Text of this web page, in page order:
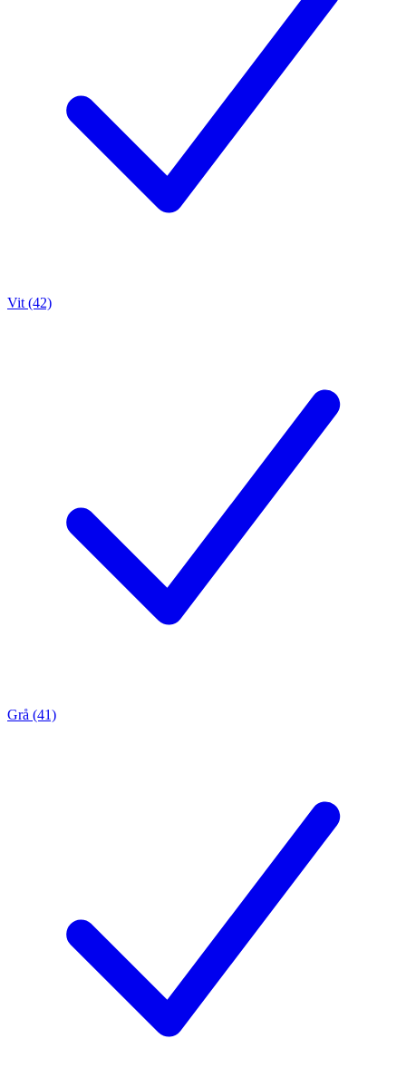
Vit (42)
Grå (41)